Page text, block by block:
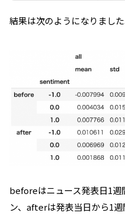
結果は次のようになりました
beforeはニュース発表日1週
ン、afterは発表当日から1